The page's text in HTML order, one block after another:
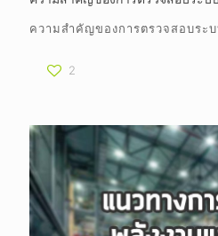
ความสำคัญของการตรวจสอบระ
2